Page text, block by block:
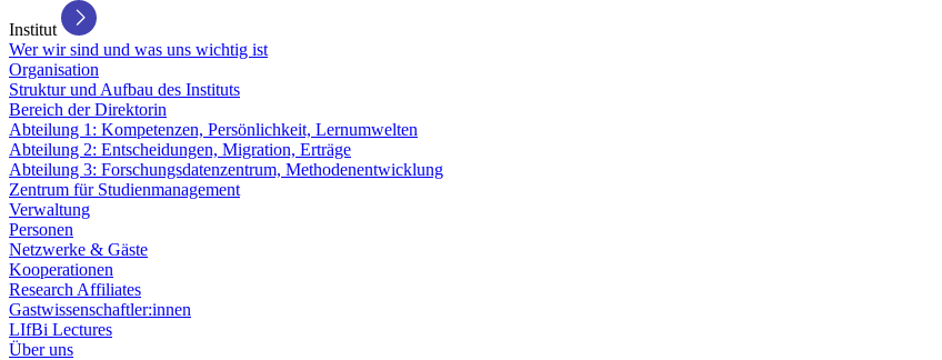
Institut
Wer wir sind und was uns wichtig ist
Organisation
Struktur und Aufbau des Instituts
Bereich der Direktorin
Abteilung 1: Kompetenzen, Persönlichkeit, Lernumwelten
Abteilung 2: Entscheidungen, Migration, Erträge
Abteilung 3: Forschungsdatenzentrum, Methodenentwicklung
Zentrum für Studienmanagement
Verwaltung
Personen
Netzwerke & Gäste
Kooperationen
Research Affiliates
Gastwissenschaftler:innen
LIfBi Lectures
Über uns